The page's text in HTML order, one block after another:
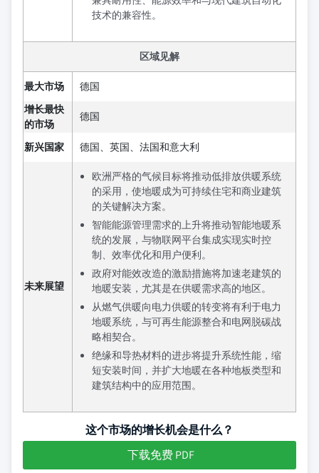
技术的兼容性。
区域见解
最大市场
德国
增长最快
的市场
德国
新兴国家 德国、英国、法国和意大利
未来展望
欧洲严格的气候目标将推动低排放供暖系统
的采用，使地暖成为可持续住宅和商业建筑
的关键解决方案。
智能能源管理需求的上升将推动智能地暖系
统的发展，与物联网平台集成实现实时控
制、效率优化和用户便利。
政府对能效改造的激励措施将加速老建筑的
地暖安装，尤其是在供暖需求高的地区。
从燃气供暖向电力供暖的转变将有利于电力
地暖系统，与可再生能源整合和电网脱碳战
略相契合。
绝缘和导热材料的进步将提升系统性能，缩
短安装时间，并扩大地暖在各种地板类型和
建筑结构中的应用范围。
这个市场的增长机会是什么？
下载免费 PDF